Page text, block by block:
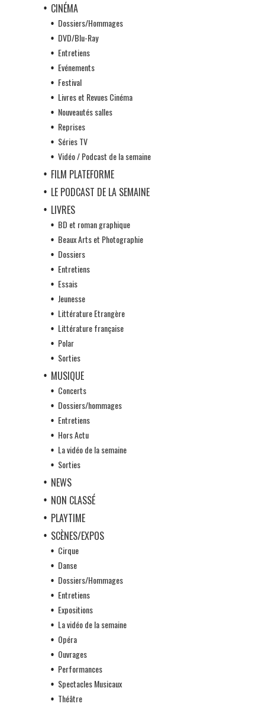
CINÉMA
Dossiers/Hommages
DVD/Blu-Ray
Entretiens
Evénements
Festival
Livres et Revues Cinéma
Nouveautés salles
Reprises
Séries TV
Vidéo / Podcast de la semaine
FILM PLATEFORME
LE PODCAST DE LA SEMAINE
LIVRES
BD et roman graphique
Beaux Arts et Photographie
Dossiers
Entretiens
Essais
Jeunesse
Littérature Etrangère
Littérature française
Polar
Sorties
MUSIQUE
Concerts
Dossiers/hommages
Entretiens
Hors Actu
La vidéo de la semaine
Sorties
NEWS
NON CLASSÉ
PLAYTIME
SCÈNES/EXPOS
Cirque
Danse
Dossiers/Hommages
Entretiens
Expositions
La vidéo de la semaine
Opéra
Ouvrages
Performances
Spectacles Musicaux
Théâtre